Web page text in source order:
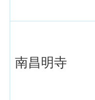
南昌明寺